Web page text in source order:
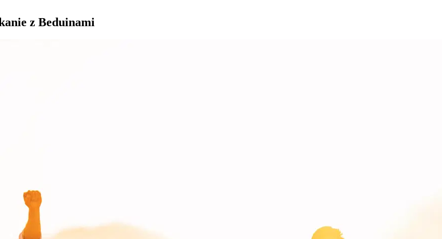
z Beduinami